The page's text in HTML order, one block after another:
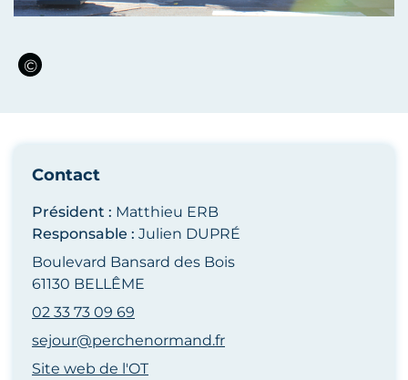
Contact
Président : Matthieu ERB
Responsable : Julien DUPRÉ
Boulevard Bansard des Bois
61130 BELLÊME
02 33 73 09 69
sejour@perchenormand.fr
Site web de l'OT